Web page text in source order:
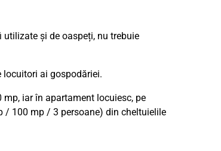
și de oaspeți, nu trebuie
locuitori ai gospodăriei.
iar în apartament locuiesc, pe
/ 100 mp / 3 persoane) din cheltuielile